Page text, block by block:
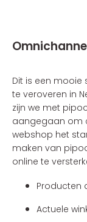
Dit is een
te veroveren in
zijn we met
aangegaan om
webshop het
maken van
online te
Producten
Actuele